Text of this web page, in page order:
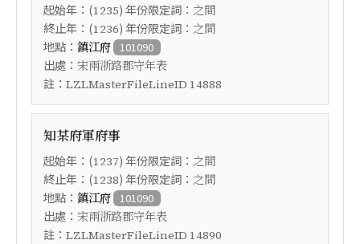
起始年：(1235) 年份限定詞： 之間
終止年：(1236) 年份限定詞： 之間
地點： 鎮江府 101090
出處： 宋兩浙路郡守年表
註： LZLMasterFileLineID 14888
知某府軍府事
起始年：(1237) 年份限定詞： 之間
終止年：(1238) 年份限定詞： 之間
地點： 鎮江府 101090
出處： 宋兩浙路郡守年表
註： LZLMasterFileLineID 14890